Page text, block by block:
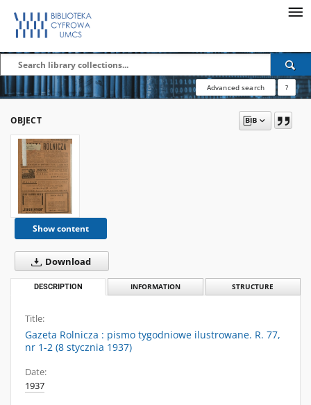
Advanced search ?
OBJECT
Show content
Download
DESCRIPTION INFORMATION STRUCTURE
Title:
Gazeta Rolnicza : pismo tygodniowe ilustrowane. R. 77,
nr 1-2 (8 stycznia 1937)
Date:
1937